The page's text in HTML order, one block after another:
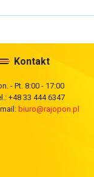
Kontakt
- Pt. 8:00 - 17:00
+48 33 444 6347
biuro@rajopon.pl